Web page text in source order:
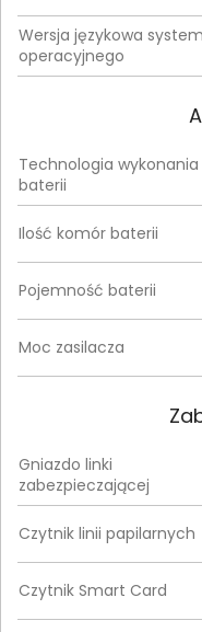
Wersja językowa
operacyjnego
Technologia wykonania
baterii
Ilość komór baterii
Pojemność baterii
Moc zasilacza
Gniazdo linki
zabezpieczającej
Czytnik linii papilarnych
Czytnik Smart Card